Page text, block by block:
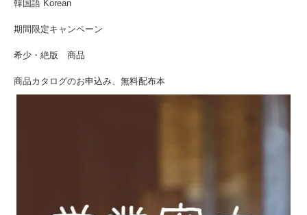
韓国語 Korean
期間限定キャンペーン
希少・絶版 商品
商品カタログのお申込み、無料配布本